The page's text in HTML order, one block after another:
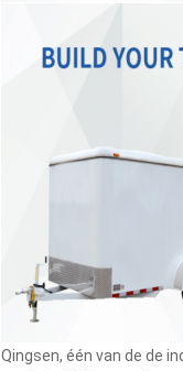
Qingsen, één van de de